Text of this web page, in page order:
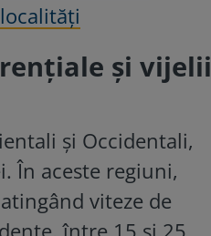
și vijelii
și Occidentali,
În aceste regiuni,
viteze de
între 15 și 25